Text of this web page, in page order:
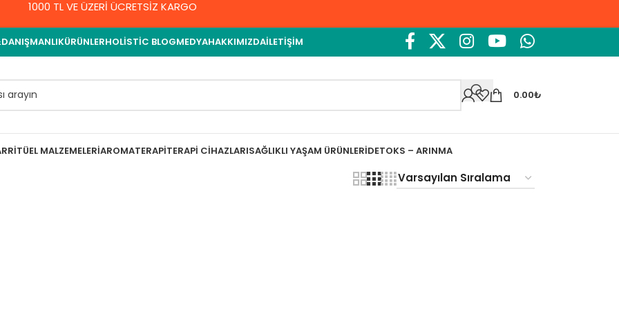
1000 TL VE ÜZERİ ÜCRETSİZ KARGO
ÜRÜNLERHOLISTIC BLOGMEDYAHAKKIMIZDAİLETIŞIM
0.00₺
RITÜEL MALZEMELERIAROMATERAPITERAPI CIHAZLARISAĞLIKLI YAŞAM ÜRÜNLERIDETOKS – ARINMA